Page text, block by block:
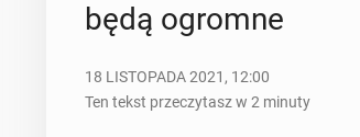
będą ogromne
18 LISTOPADA 2021, 12:00
Ten tekst przeczytasz w 2 minuty